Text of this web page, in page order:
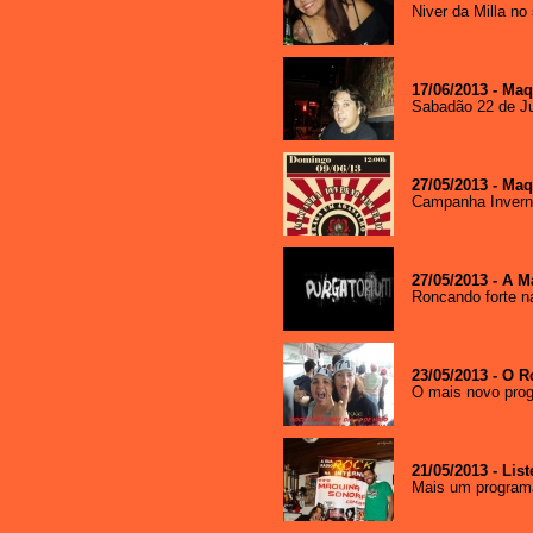
Niver da Milla no
17/06/2013 -
Sabadão 22 de
27/05/2013 -
Campanha
27/05/2013 - A
Roncando forte
23/05/2013 - O
O mais novo
21/05/2013 -
Mais um